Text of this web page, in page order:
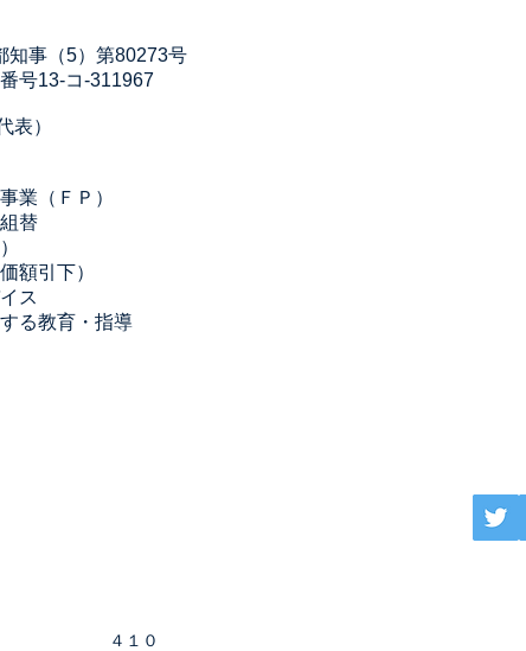
事（5）第80273号
13-コ-311967
）
業（ＦＰ）
替
額引下）
ス
る教育・指導
４１０